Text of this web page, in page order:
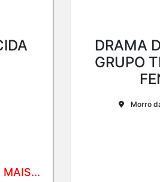
MAIS...
DRAMA
GRUPO
Morro